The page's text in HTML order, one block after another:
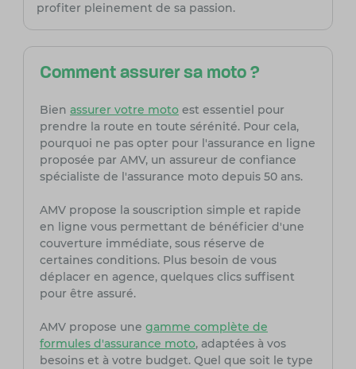
profiter pleinement de sa passion.
Comment assurer sa moto ?
Bien assurer votre motoest essentiel pour
prendre la route en toute sérénité. Pour cela,
pourquoi ne pas opter pour l'assurance en ligne
proposée par AMV, un assureur de confiance
spécialiste de l'assurance moto depuis 50 ans.
AMV propose la souscription simple et rapide
en ligne vous permettant de bénéficier d'une
couverture immédiate, sous réserve de
certaines conditions. Plus besoin de vous
déplacer en agence, quelques clics suffisent
pour être assuré.
AMV propose une gamme complète de
formules d'assurance moto, adaptées à vos
besoins et à votre budget. Quel que soit le type